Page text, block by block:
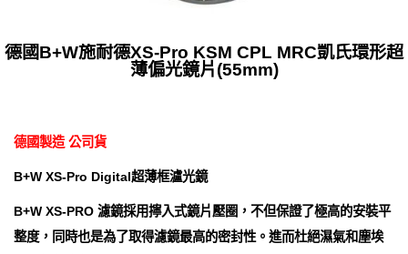
德國B+W施耐德XS-Pro KSM CPL MRC凱氏環形超
薄偏光鏡片(55mm)
德國製造 公司貨
B+W XS-Pro Digital超薄框瀘光鏡
B+W XS-PRO 濾鏡採用擰入式鏡片壓圈，不但保證了極高的安裝平
整度，同時也是為了取得濾鏡最高的密封性。進而杜絕濕氣和塵埃